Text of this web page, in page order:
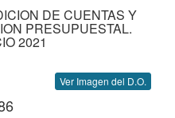
DE CUENTAS Y
PRESUPUESTAL.
2021
Ver Imagen del D.O.